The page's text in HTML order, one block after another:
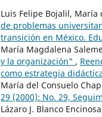
Luis Felipe Bojalil, María
de problemas
transición en México.
María Magdalena
y la organización" ,
como estrategia
María del Consuelo
29 (2000): No. 29,
Lázaro J. Blanco